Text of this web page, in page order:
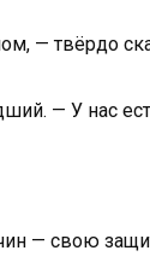
— твёрдо
— У нас
— свою